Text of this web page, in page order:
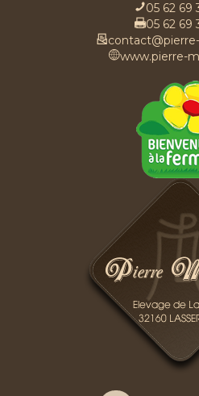
05 62 69
05 62 69
www.pierre-